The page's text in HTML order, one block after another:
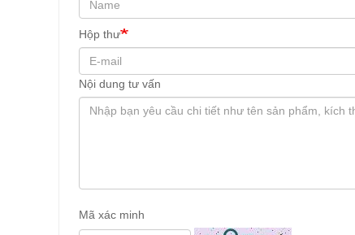
Hộp thư
Nội dung tư vấn
Mã xác minh